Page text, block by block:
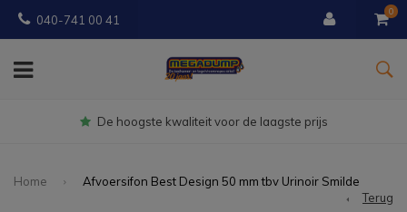
040-741 00 41
0
Gratisbezorgd vanaf € 150
Home
Afvoersifon Best Design 50 mm tbv Urinoir Smilde
Terug